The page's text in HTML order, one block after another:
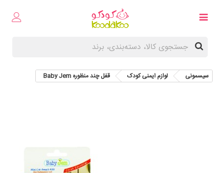
سیسمونی لوازم ایمنی کودک قفل چند منظوره Baby Jem